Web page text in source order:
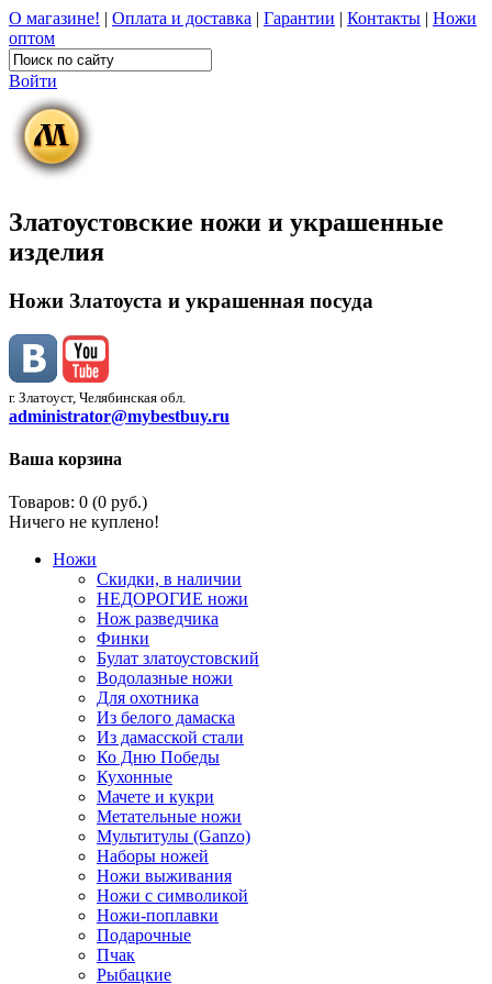
О магазине! | Оплата и доставка | Гарантии | Контакты | Ножи
оптом
Войти
Златоустовские ножи и украшенные
изделия
Ножи Златоуста и украшенная посуда
г. Златоуст, Челябинская обл.
administrator@mybestbuy.ru
Ваша корзина
Товаров: 0 (0 руб.)
Ничего не куплено!
Ножи
Скидки, в наличии
НЕДОРОГИЕ ножи
Нож разведчика
Финки
Булат златоустовский
Водолазные ножи
Для охотника
Из белого дамаска
Из дамасской стали
Ко Дню Победы
Кухонные
Мачете и кукри
Метательные ножи
Мультитулы (Ganzo)
Наборы ножей
Ножи выживания
Ножи с символикой
Ножи-поплавки
Подарочные
Пчак
Рыбацкие